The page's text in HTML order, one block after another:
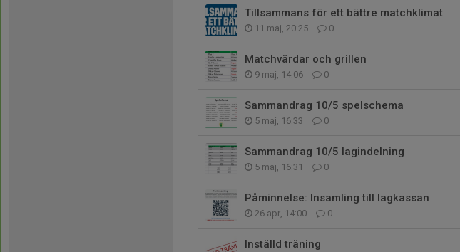
Tillsammans för ett bättre matchklimat
11 maj, 20:25 0
Matchvärdar och grillen
9 maj, 14:06 0
Sammandrag 10/5 spelschema
5 maj, 16:33 0
Sammandrag 10/5 lagindelning
5 maj, 16:31 0
Påminnelse: Insamling till lagkassan
26 apr, 14:00 0
Inställd träning